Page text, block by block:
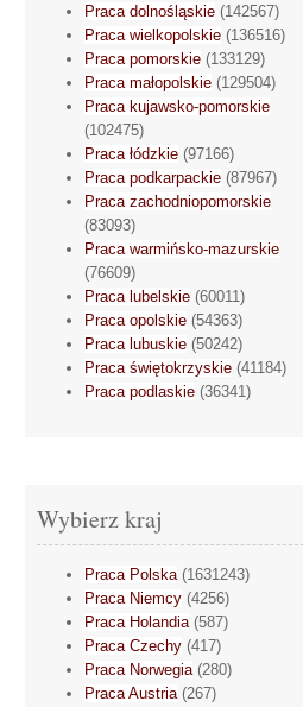
Praca dolnośląskie (142567)
Praca wielkopolskie (136516)
Praca pomorskie (133129)
Praca małopolskie (129504)
Praca kujawsko-pomorskie
(102475)
Praca łódzkie (97166)
Praca podkarpackie (87967)
Praca zachodniopomorskie
(83093)
Praca warmińsko-mazurskie
(76609)
Praca lubelskie (60011)
Praca opolskie (54363)
Praca lubuskie (50242)
Praca świętokrzyskie (41184)
Praca podlaskie (36341)
Wybierz kraj
Praca Polska(1631243)
Praca Niemcy (4256)
Praca Holandia(587)
Praca Czechy (417)
Praca Norwegia(280)
Praca Austria(267)